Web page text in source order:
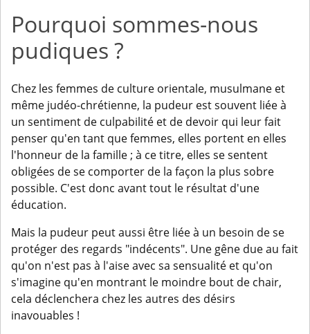
Pourquoi sommes-nous
pudiques ?
Chez les femmes de culture orientale, musulmane et
même judéo-chrétienne, la pudeur est souvent liée à
un sentiment de culpabilité et de devoir qui leur fait
penser qu'en tant que femmes, elles portent en elles
l'honneur de la famille ; à ce titre, elles se sentent
obligées de se comporter de la façon la plus sobre
possible. C'est donc avant tout le résultat d'une
éducation.
Mais la pudeur peut aussi être liée à un besoin de se
protéger des regards "indécents". Une gêne due au fait
qu'on n'est pas à l'aise avec sa sensualité et qu'on
s'imagine qu'en montrant le moindre bout de chair,
cela déclenchera chez les autres des désirs
inavouables !